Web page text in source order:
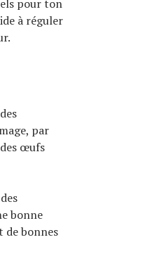
pour ton
à réguler
par
œufs
bonne
de bonnes